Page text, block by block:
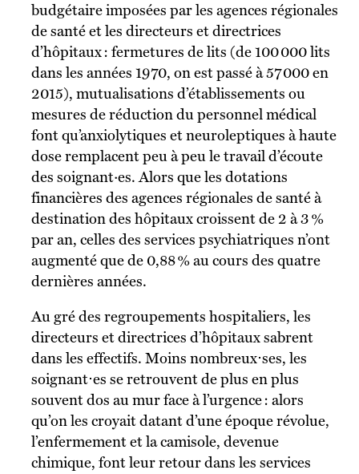
budgétaire imposées par les agences régionales
de santé et les directeurs et directrices
d’hôpitaux : fermetures de lits (de 100 000 lits
dans les années 1970, on est passé à 57 000 en
2015), mutualisations d’établissements ou
mesures de réduction du personnel médical
font qu’anxiolytiques et neuroleptiques à haute
dose remplacent peu à peu le travail d’écoute
des soignant·es. Alors que les dotations
financières des agences régionales de santé à
destination des hôpitaux croissent de 2 à 3 %
par an, celles des services psychiatriques n’ont
augmenté que de 0,88 % au cours des quatre
dernières années.
Au gré des regroupements hospitaliers, les
directeurs et directrices d’hôpitaux sabrent
dans les effectifs. Moins nombreux⋅ses, les
soignant⋅es se retrouvent de plus en plus
souvent dos au mur face à l’urgence : alors
qu’on les croyait datant d’une époque révolue,
l’enfermement et la camisole, devenue
chimique, font leur retour dans les services